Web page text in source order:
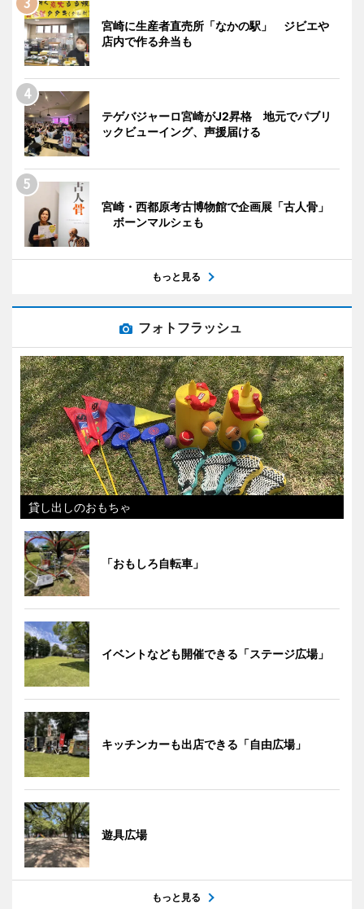
宮崎に生産者直売所「なかの駅」 ジビエや
店内で作る弁当も
テゲバジャーロ宮崎がJ2昇格 地元でパブリ
ックビューイング、声援届ける
宮崎・西都原考古博物館で企画展「古人骨」
ボーンマルシェも
もっと見る
フォトフラッシュ
貸し出しのおもちゃ
「おもしろ自転車」
イベントなども開催できる「ステージ広場」
キッチンカーも出店できる「自由広場」
遊具広場
もっと見る